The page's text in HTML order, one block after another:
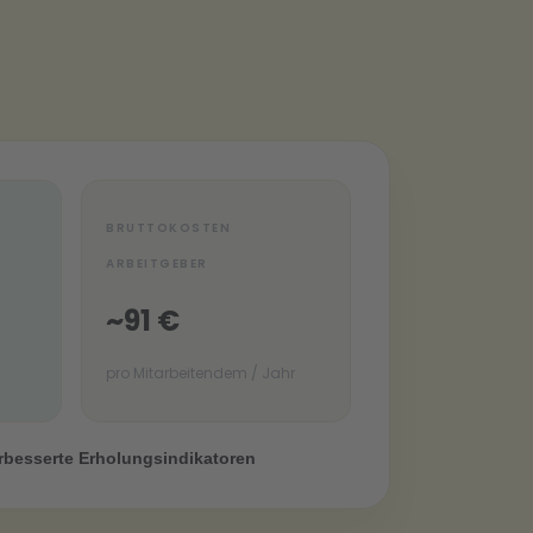
BRUTTOKOSTEN
ARBEITGEBER
~91 €
pro Mitarbeitendem / Jahr
Erholungsindikatoren